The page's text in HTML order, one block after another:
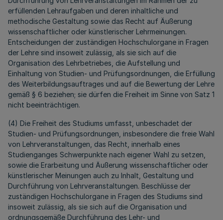
erfüllenden Lehraufgaben und deren inhaltliche und
methodische Gestaltung sowie das Recht auf Äußerung
wissenschaftlicher oder künstlerischer Lehrmeinungen.
Entscheidungen der zuständigen Hochschulorgane in Fragen
der Lehre sind insoweit zulässig, als sie sich auf die
Organisation des Lehrbetriebes, die Aufstellung und
Einhaltung von Studien- und Prüfungsordnungen, die Erfüllung
des Weiterbildungsauftrages und auf die Bewertung der Lehre
gemäß § 6 beziehen; sie dürfen die Freiheit im Sinne von Satz 1
nicht beeinträchtigen.
(4) Die Freiheit des Studiums umfasst, unbeschadet der
Studien- und Prüfungsordnungen, insbesondere die freie Wahl
von Lehrveranstaltungen, das Recht, innerhalb eines
Studienganges Schwerpunkte nach eigener Wahl zu setzen,
sowie die Erarbeitung und Äußerung wissenschaftlicher oder
künstlerischer Meinungen auch zu Inhalt, Gestaltung und
Durchführung von Lehrveranstaltungen. Beschlüsse der
zuständigen Hochschulorgane in Fragen des Studiums sind
insoweit zulässig, als sie sich auf die Organisation und
ordnungsgemäße Durchführung des Lehr- und